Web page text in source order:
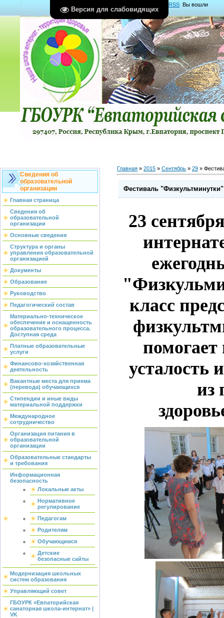
Версия для слабовидящих
RSS Вы вошли
какГость Группа "Гости"
Сведения об
образовательной
организации
Главная страница
Сведения об
образовательной
организации
Основные сведения
Структура и органы
управления образовательной
организацией
Документы
Образование
Руководство
Педагогический состав
Материально-техническое
обеспечение и оснащенность
образовательного процесса.
Доступная среда
Платные образовательные
услуги
Финансово-хозяйственная
деятельность
Вакантные места для приема
(перевода) обучающихся
Стипендии и иные виды
материальной поддержки
Международное
сотрудничество
Организация питания в
образовательной
организации
Образовательные стандарты
и требования
Информационная
безопасность
Локальные акты
Нормативное
регулирование
Педагогам
Родителям
Обучающимся
Детские
безопасные сайты
Модернизация школьных
систем образования
Управляющий совет
ГБОУРК «Евпаторийская
санаторная школа-интернат» |
VK
Главная » 2015 » Сентябрь » 29 »
Фестиваль "Физкультминутки"
23
класс
помогает
усталость
из